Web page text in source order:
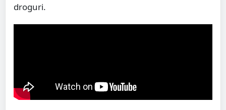
droguri.